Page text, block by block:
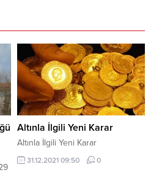
Altınla İlgili Yeni Karar
Altınla İlgili Yeni Karar
31.12.2021 09:50 0